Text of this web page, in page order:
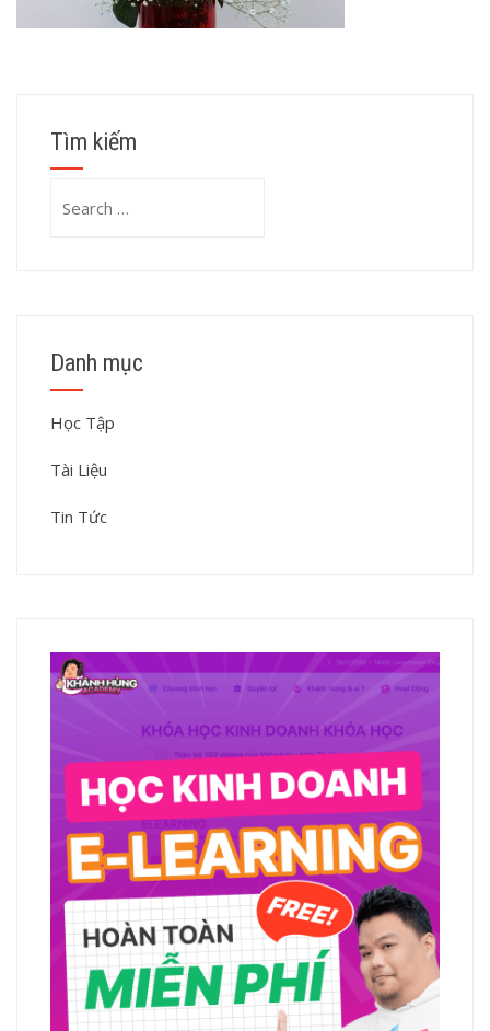
Tìm kiếm
Danh mục
Học Tập
Tài Liệu
Tin Tức